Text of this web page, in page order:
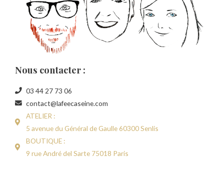
Nous contacter :
03 44 27 73 06
contact@lafeecaseine.com
ATELIER :
5 avenue du Général de Gaulle 60300 Senlis
BOUTIQUE :
9 rue André del Sarte 75018 Paris